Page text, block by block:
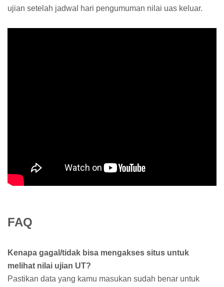
ujian setelah jadwal hari pengumuman nilai uas keluar.
FAQ
Kenapa gagal/tidak bisa mengakses situs untuk
melihat nilai ujian UT?
Pastikan data yang kamu masukan sudah benar untuk